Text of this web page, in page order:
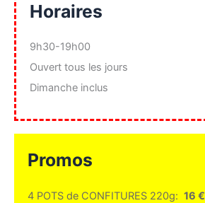
Horaires
9h30-19h00
Ouvert tous les jours
Dimanche inclus
Promos
4 POTS de CONFITURES 220g: 16 €